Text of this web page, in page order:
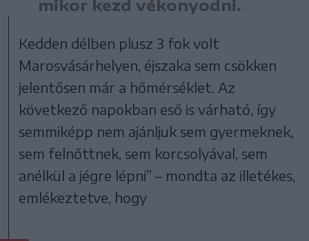
mikor kezd vékonyodni.
Kedden délben plusz 3 fok volt
Marosvásárhelyen, éjszaka sem csökken
jelentősen már a hőmérséklet. Az
következő napokban eső is várható, így
semmiképp nem ajánljuk sem gyermeknek,
sem felnőttnek, sem korcsolyával, sem
anélkül a jégre lépni” – mondta az illetékes,
emlékeztetve, hogy